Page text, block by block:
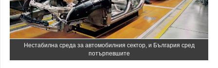
Нестабилна среда за автомобилния сектор, и България сред
потърпевшите